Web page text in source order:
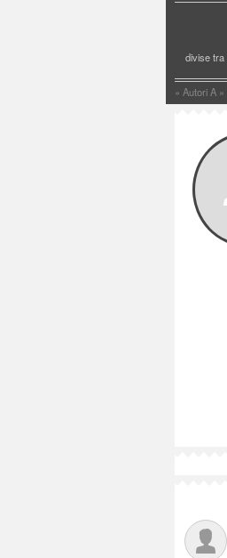
divise tra
» Autori A »